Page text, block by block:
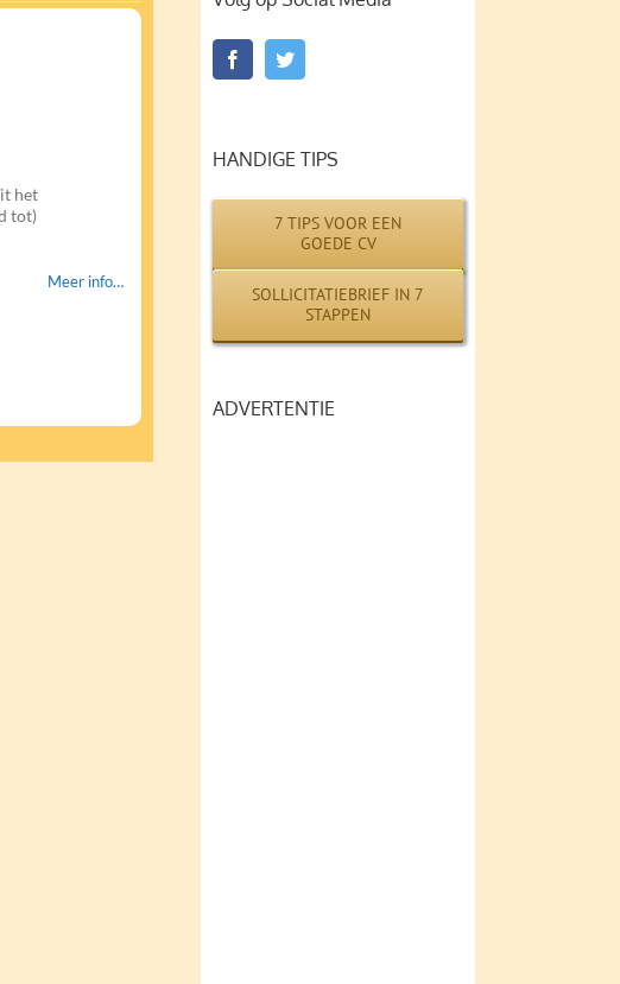
het
tot)
Meer info…
HANDIGE TIPS
7 TIPS VOOR EEN
GOEDE CV
SOLLICITATIEBRIEF IN 7
STAPPEN
ADVERTENTIE